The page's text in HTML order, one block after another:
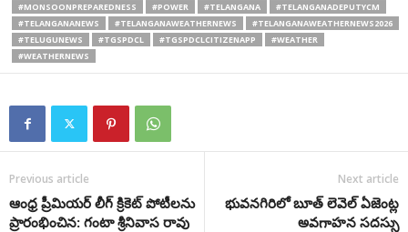
#MONSOONPREPAREDNESS
#POWER #TELANGANA
#TELANGANADEPUTYCM
#TELANGANANEWS
#TELANGANAWEATHERNEWS
#TELANGANAWEATHERNEWS2026
#TELUGUNEWS
#TGSPDCL #TGSPDCLCITIZENAPP
#WEATHER
#WEATHERNEWS
Previous article
ఆంధ్ర ప్రీమియర్ లీగ్ క్రికెట్ పోటీలను
ప్రారంభించిన: గంటా శ్రీనివాస రావు
Next article
భువనగిరిలో బూత్ లెవెల్ ఏజెంట్ల
అవగాహన సదస్సు